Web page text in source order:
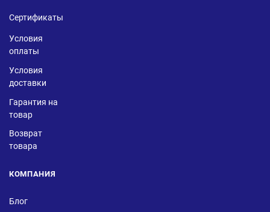
Сертификаты
Условия
оплаты
Условия
доставки
Гарантия на
товар
Возврат
товара
КОМПАНИЯ
Блог